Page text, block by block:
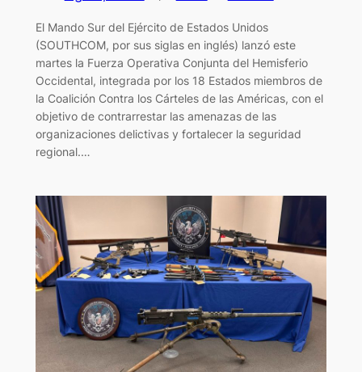
El Mando Sur del Ejército de Estados Unidos
(SOUTHCOM, por sus siglas en inglés) lanzó este
martes la Fuerza Operativa Conjunta del Hemisferio
Occidental, integrada por los 18 Estados miembros de
la Coalición Contra los Cárteles de las Américas, con el
objetivo de contrarrestar las amenazas de las
organizaciones delictivas y fortalecer la seguridad
regional.…